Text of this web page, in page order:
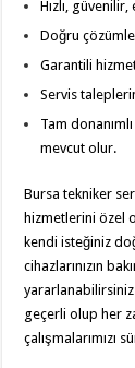
Hızlı,
Doğru
Garantili
Servis
Tam
mevcut olur.
Bursa tekniker
hizmetlerini özel
kendi isteğiniz
cihazlarınızın
geçerli olup her
çalışmalarımızı